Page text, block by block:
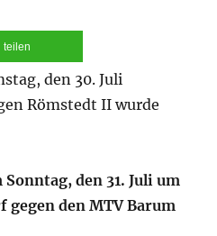
teilen
den 30. Juli
Römstedt II wurde
den 31. Juli um
gegen den MTV Barum